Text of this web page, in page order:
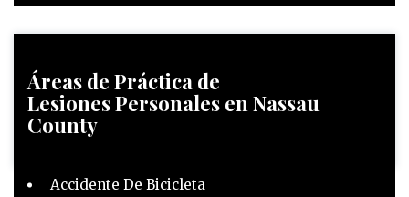
Áreas de Práctica de
Lesiones Personales en Nassau
County
Accidente De Bicicleta